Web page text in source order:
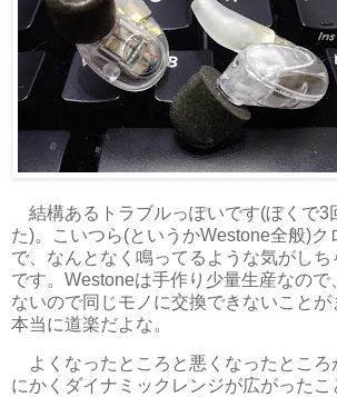
結構あるトラブルっぽいです(ぼくで3
た)。こいつら(というかWestone全般)ク
で、なんとなく鳴ってるような気がしち
です。Westoneは手作り少量生産なので
ないので同じモノに交換できないことが
本当に道楽だよな。
よくなったところと悪くなったところ
にかくダイナミックレンジが広がったこ